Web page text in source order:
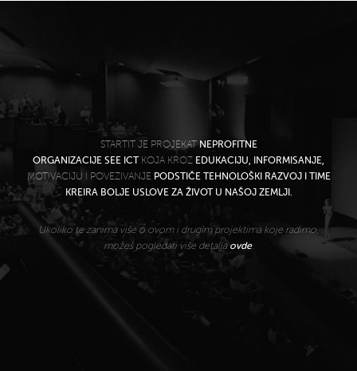
STARTIT JE PROJEKAT NEPROFITNE
ORGANIZACIJE SEE ICTKOJA KROZ EDUKACIJU, INFORMISANJE,
MOTIVACIJU I POVEZIVANJE PODSTIČE TEHNOLOŠKI RAZVOJ I TIME
KREIRA BOLJE USLOVE ZA ŽIVOT U NAŠOJ ZEMLJI.
Ukoliko te zanima više o ovom i drugim projektima koje radimo,
možeš pogledati više detalja ovde.